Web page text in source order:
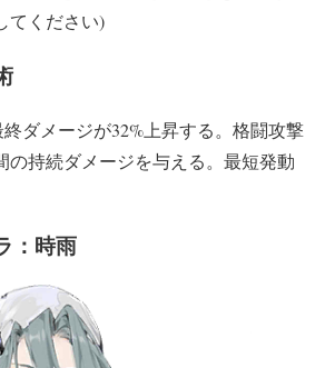
てください)
ダメージが32%上昇する。格闘攻撃
の持続ダメージを与える。最短発動
：時雨